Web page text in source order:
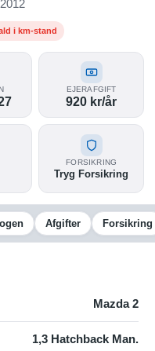
i km-stand
EJERAFGIFT
920 kr/år
FORSIKRING
Tryg Forsikring
Afgifter Forsikring
Mazda 2
1,3 Hatchback Man.